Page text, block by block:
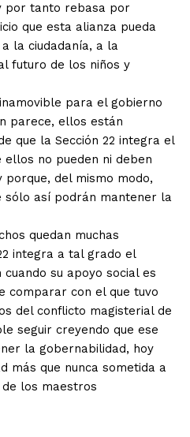
por tanto rebasa por
que esta alianza pueda
la ciudadanía, a la
futuro de los niños y
para el gobierno
parece, ellos están
que la Sección 22 integra el
ellos no pueden ni deben
del mismo modo,
sólo así podrán mantener la
quedan muchas
integra a tal grado el
su apoyo social es
comparar con el que tuvo
del conflicto magisterial de
seguir creyendo que ese
la gobernabilidad, hoy
más que nunca sometida a
los maestros